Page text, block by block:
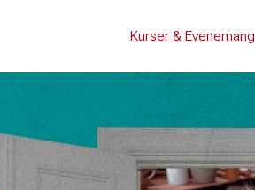
Kurser & Evenemang